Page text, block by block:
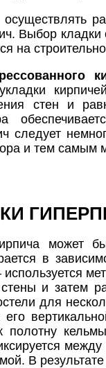
Выбор
на
стен и
следует
и тем самым
может
в
и затем
для
полотну
В